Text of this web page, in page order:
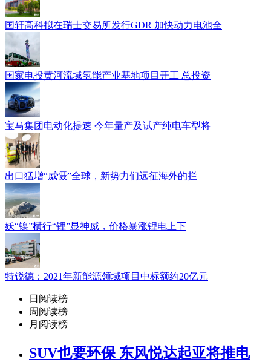
国轩高科拟在瑞士交易所发行GDR 加快动力电池全
国家电投黄河流域氢能产业基地项目开工 总投资
宝马集团电动化提速 今年量产及试产纯电车型将
出口猛增“威慑”全球，新势力们远征海外的拦
妖“镍”横行“锂”显神威，价格暴涨锂电上下
特锐德：2021年新能源领域项目中标额约20亿元
日阅读榜
周阅读榜
月阅读榜
SUV也要环保 东风悦达起亚将推电